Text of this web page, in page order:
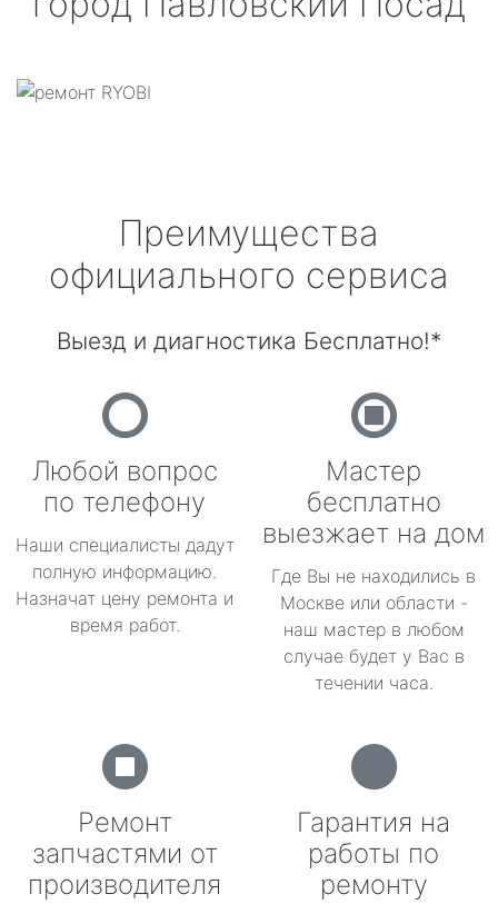
Преимущества
официального сервиса
Выезд и диагностика Бесплатно!*
Любой вопрос
по телефону
Наши специалисты дадут
полную информацию.
Назначат цену ремонта и
время работ.
Мастер
бесплатно
выезжает на дом
Где Вы не находились в
Москве или области -
наш мастер в любом
случае будет у Вас в
течении часа.
Ремонт
запчастями от
производителя
Гарантия на
работы по
ремонту